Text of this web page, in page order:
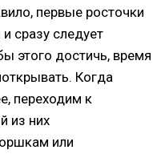
первые росточки
сразу следует
этого достичь, время
Когда
переходим к
из них
или